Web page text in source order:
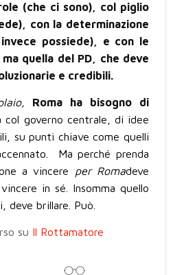
(che ci sono), col piglio
con la determinazione
possiede), e con le
quella del PD, che deve
e credibili.
Roma ha bisogno di
col governo centrale, di idee
su punti chiave come quelli
Ma perché prenda
a vincere per Romadeve
in sé . Insomma quello
deve brillare. Può.
su Il Rottamatore